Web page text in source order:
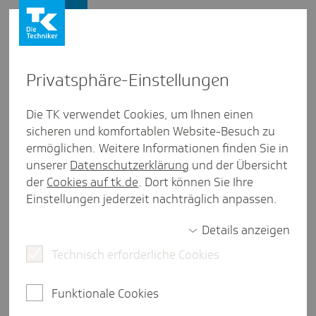
Kenia
Deutschland und Kenia pflegen seit der
Unabhängigkeit Kenias 1963 enge,
deutsche Unternehmen sind vor Ort, und 2024
wurde eine umfassende Migrations‑ und
Firmenkunden Länderübersicht
Privat­sphäre-Einstel­lungen
Die TK verwendet Cookies, um Ihnen einen
sicheren und komfortablen Website-Besuch zu
ermöglichen. Weitere Informationen finden Sie in
unserer Datenschutzerklärung und der Übersicht
der Cookies auf tk.de. Dort können Sie Ihre
Einstellungen jederzeit nachträglich anpassen.
Details anzeigen
Technisch erforderliche Cookies
Funktionale Cookies